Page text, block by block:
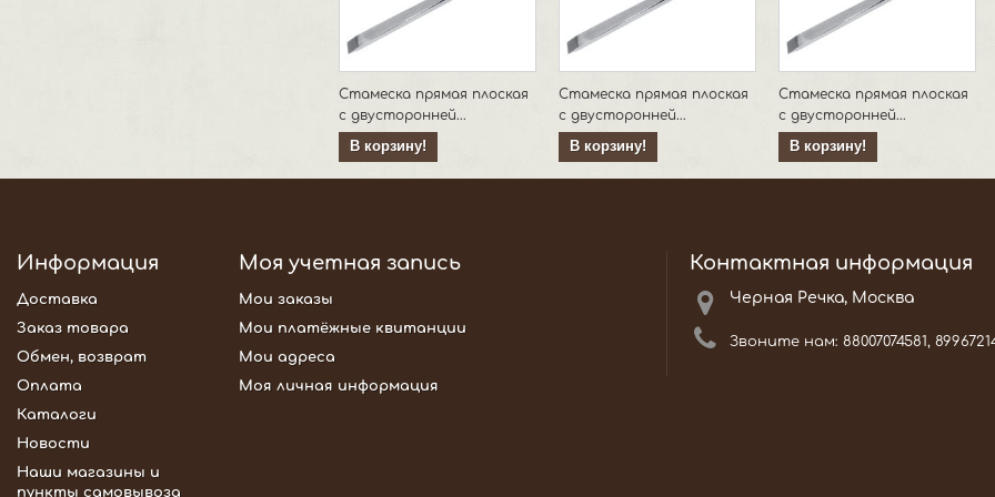
Стамеска прямая плоская
с двусторонней...
В корзину!
Стамеска прямая плоская
с двусторонней...
В корзину!
Стамеска прямая плоская
с двусторонней...
В корзину!
Информация
Доставка
Заказ товара
Обмен, возврат
Оплата
Каталоги
Новости
Наши магазины и
пункты самовывоза
Моя учетная запись
Мои заказы
Мои платёжные квитанции
Мои адреса
Моя личная информация
Контактная информация
Черная Речка, Москва
Звоните нам: 88007074581,